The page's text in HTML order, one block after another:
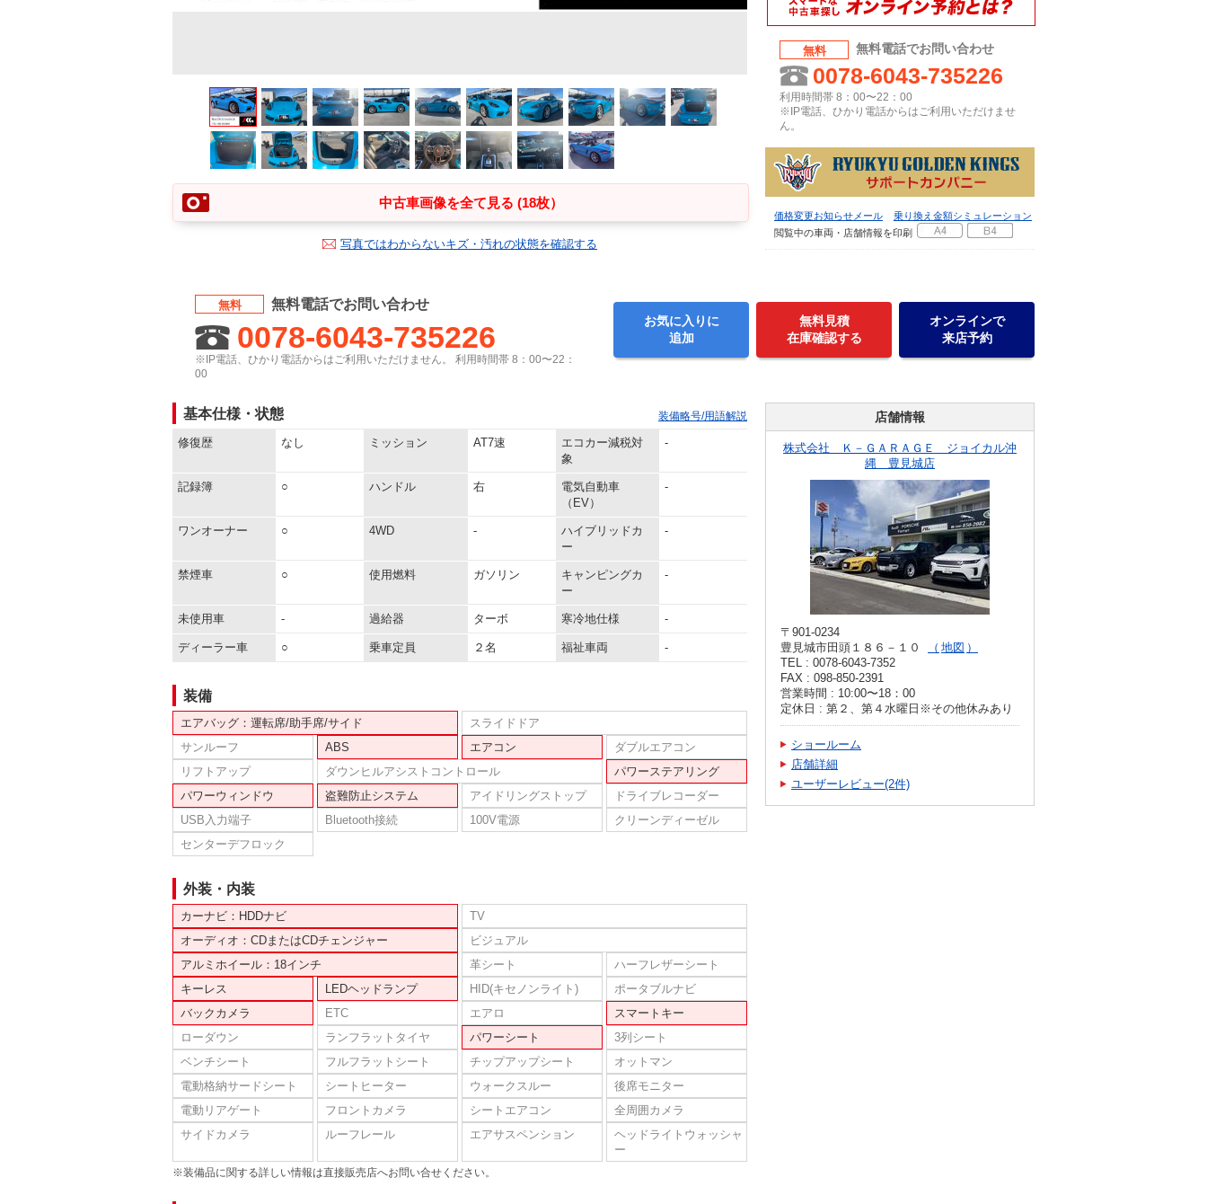
中古車画像を全て見る (18枚）
写真ではわからないキズ・汚れの状態を確認する
無料 無料電話でお問い合わせ
0078-6043-735226
利用時間帯 8：00〜22：00
※IP電話、ひかり電話からはご利用いただけませ
ん。
価格変更お知らせメール
乗り換え金額シミュレーション
閲覧中の車両・店舗情報を印刷
無料 無料電話でお問い合わせ
0078-6043-735226
※IP電話、ひかり電話からはご利用いただけません。 利用時間帯 8：00〜22：
00
お気に入りに
追加
無料見積
在庫確認する
オンラインで
来店予約
基本仕様・状態 装備略号/用語解説
修復歴 なし ミッション AT7速
エコカー減税対
象
-
記録簿 ○ ハンドル 右
電気自動車
（EV）
-
ワンオーナー ○ 4WD -
ハイブリッドカ
ー
-
禁煙車 ○ 使用燃料 ガソリン
キャンピングカ
ー
-
未使用車 - 過給器 ターボ 寒冷地仕様 -
ディーラー車 ○ 乗車定員 ２名 福祉車両 -
装備
エアバッグ：運転席/助手席/サイド
スライドドア
サンルーフ
ABS エアコン
ダブルエアコン
リフトアップ
ダウンヒルアシストコントロール
パワーステアリング
パワーウィンドウ
盗難防止システム アイドリングストップ
ドライブレコーダー
USB入力端子
Bluetooth接続 100V電源
クリーンディーゼル
センターデフロック
外装・内装
カーナビ：HDDナビ
TV
オーディオ：CDまたはCDチェンジャー
ビジュアル
アルミホイール：18インチ
革シート
ハーフレザーシート
キーレス
LEDヘッドランプ HID(キセノンライト)
ポータブルナビ
バックカメラ
ETC エアロ
スマートキー
ローダウン
ランフラットタイヤ パワーシート
3列シート
ベンチシート
フルフラットシート チップアップシート
オットマン
電動格納サードシート
シートヒーター ウォークスルー
後席モニター
電動リアゲート
フロントカメラ シートエアコン
全周囲カメラ
サイドカメラ
ルーフレール エアサスペンション
ヘッドライトウォッシャ
ー
※装備品に関する詳しい情報は直接販売店へお問い合せください。
店舗情報
株式会社 Ｋ－ＧＡＲＡＧＥ ジョイカル沖
縄 豊見城店
〒901-0234
豊見城市田頭１８６－１０
地図
TEL : 0078-6043-7352
FAX : 098-850-2391
営業時間 : 10:00〜18：00
定休日 : 第２、第４水曜日※その他休みあり
ショールーム
店舗詳細
ユーザーレビュー(2件)